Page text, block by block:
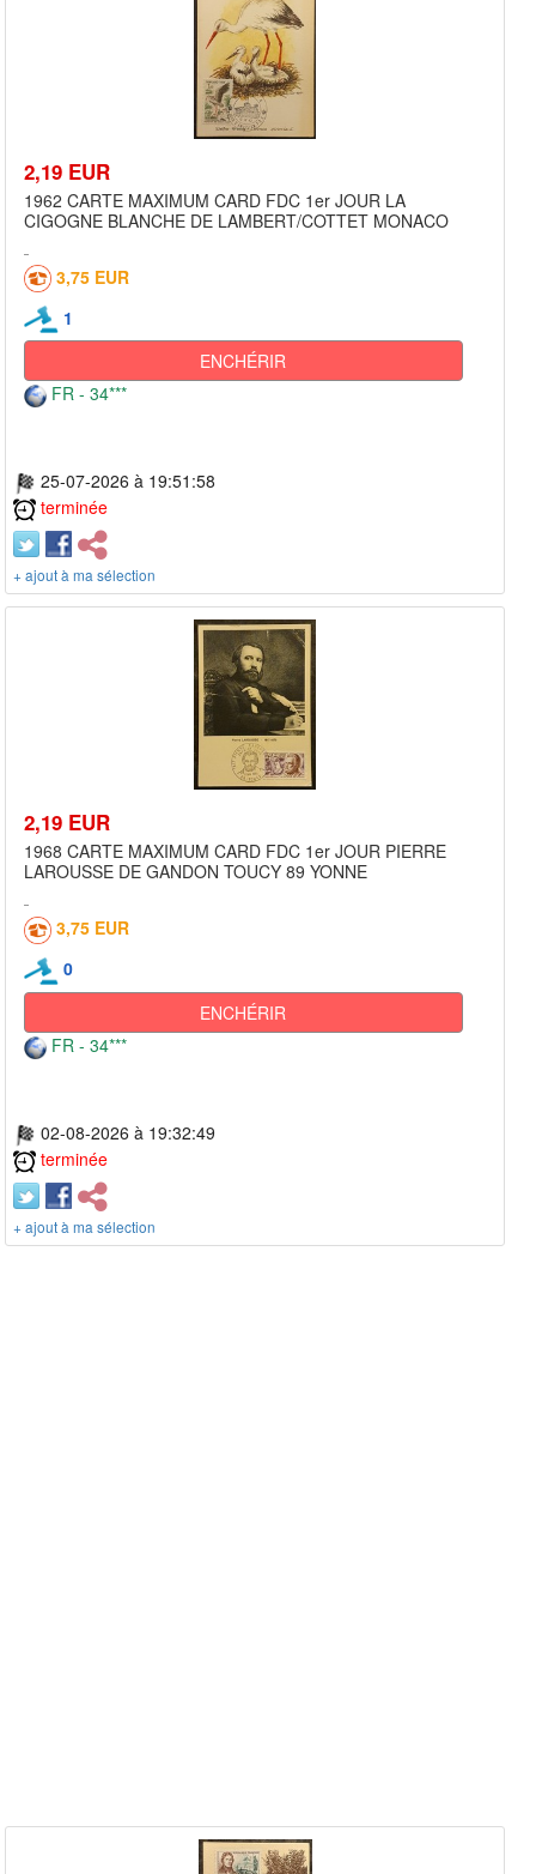
2,19 EUR
1962 CARTE MAXIMUM CARD FDC 1er JOUR LA
CIGOGNE BLANCHE DE LAMBERT/COTTET MONACO
3,75 EUR
1
ENCHÉRIR
FR - 34***
25-07-2026 à 19:51:58
terminée
+ ajout à ma sélection
2,19 EUR
1968 CARTE MAXIMUM CARD FDC 1er JOUR PIERRE
LAROUSSE DE GANDON TOUCY 89 YONNE
3,75 EUR
0
ENCHÉRIR
FR - 34***
02-08-2026 à 19:32:49
terminée
+ ajout à ma sélection